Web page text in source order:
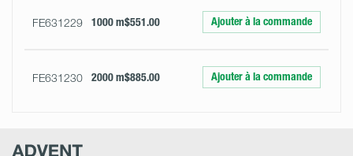
FE631229 1000 m$551.00 Ajouter à la commande
FE631230 2000 m$885.00 Ajouter à la commande
Advent